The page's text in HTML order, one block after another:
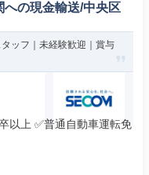
への現金輸送/中央区
タッフ｜未経験歓迎｜賞与
以上 ✅普通自動車運転免